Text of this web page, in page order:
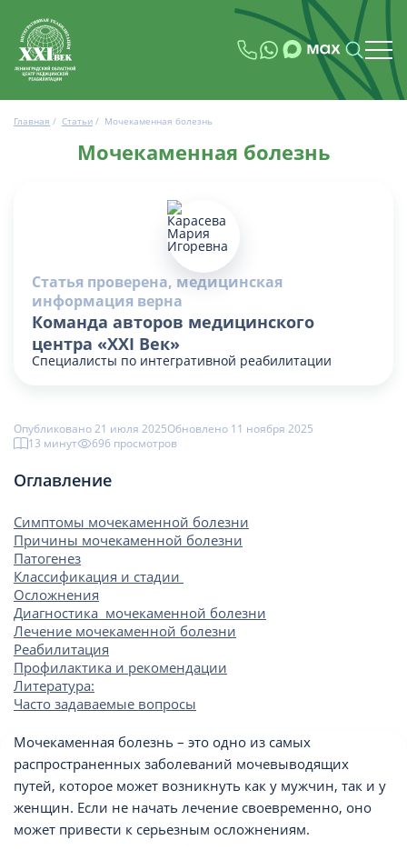
Главная / Статьи / Мочекаменная болезнь
Мочекаменная болезнь
Статья проверена, медицинская
информация верна
Команда авторов медицинского
центра «XXI Век»
Специалисты по интегративной реабилитации
Опубликовано 21 июля 2025Обновлено 11 ноября 2025
13 минут
696 просмотров
Оглавление
Симптомы мочекаменной болезни
Причины мочекаменной болезни
Патогенез
Классификация и стадии
Осложнения
Диагностика мочекаменной болезни
Лечение мочекаменной болезни
Реабилитация
Профилактика и рекомендации
Литература:
Часто задаваемые вопросы
Мочекаменная болезнь – это одно из самых
распространенных заболеваний мочевыводящих
путей, которое может возникнуть как у мужчин, так и у
женщин. Если не начать лечение своевременно, оно
может привести к серьезным осложнениям.